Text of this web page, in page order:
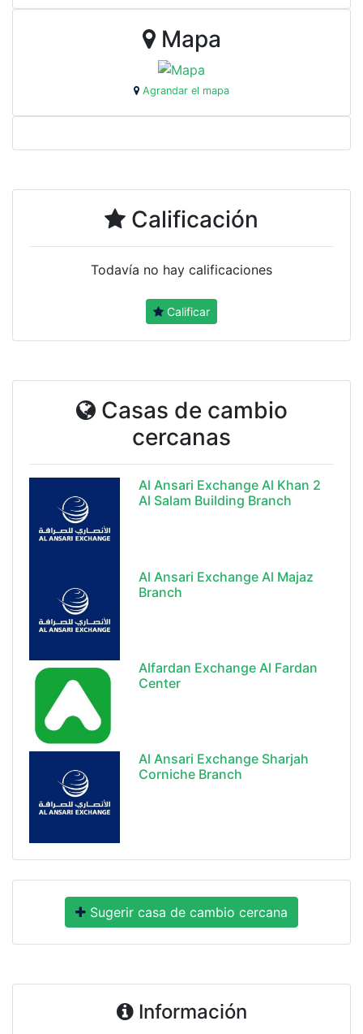
Mapa
Agrandar el mapa
Calificación
Todavía no hay calificaciones
Calificar
Casas de cambio
cercanas
Al Ansari Exchange Al Khan 2
Al Salam Building Branch
Al Ansari Exchange Al Majaz
Branch
Alfardan Exchange Al Fardan
Center
Al Ansari Exchange Sharjah
Corniche Branch
Sugerir casa de cambio cercana
Información